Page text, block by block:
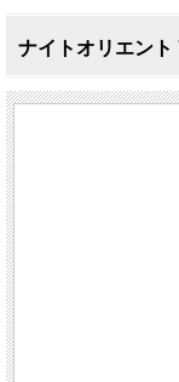
ナイトオリエント